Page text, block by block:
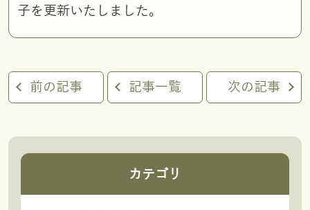
子を更新いたしました。
前の記事 記事一覧 次の記事
カテゴリ